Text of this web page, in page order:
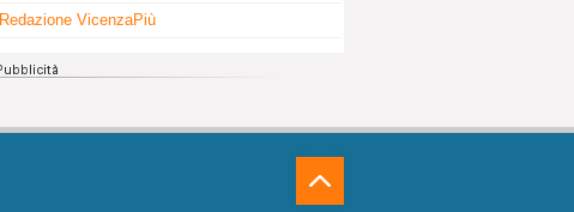
Redazione VicenzaPiù